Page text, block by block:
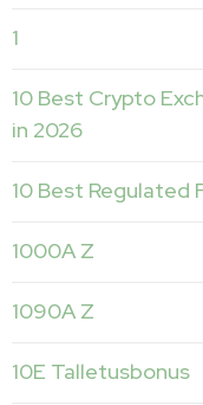
1
10 Best Crypto
in 2026
10 Best Regulated
1000A Z
1090A Z
10E Talletusbonus